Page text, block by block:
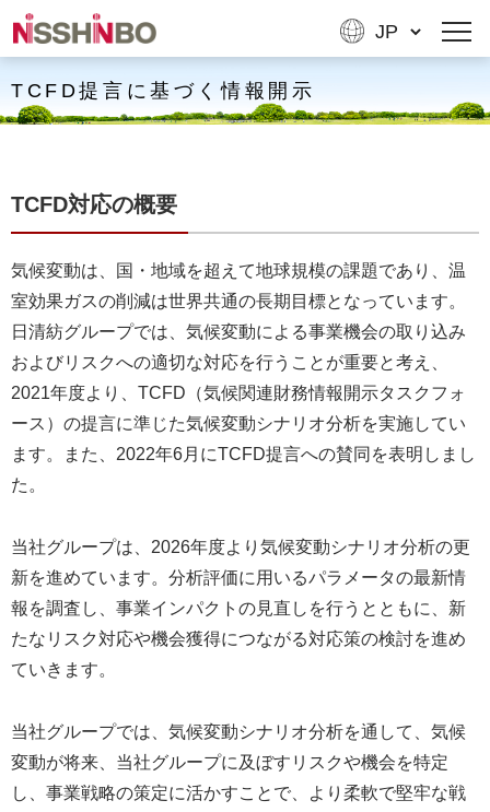
TCFD提言に基づく情報開示
TCFD対応の概要
気候変動は、国・地域を超えて地球規模の課題であり、温
室効果ガスの削減は世界共通の長期目標となっています。
日清紡グループでは、気候変動による事業機会の取り込み
およびリスクへの適切な対応を行うことが重要と考え、
2021年度より、TCFD（気候関連財務情報開示タスクフォ
ース）の提言に準じた気候変動シナリオ分析を実施してい
ます。また、2022年6月にTCFD提言への賛同を表明しまし
た。
当社グループは、2026年度より気候変動シナリオ分析の更
新を進めています。分析評価に用いるパラメータの最新情
報を調査し、事業インパクトの見直しを行うとともに、新
たなリスク対応や機会獲得につながる対応策の検討を進め
ていきます。
当社グループでは、気候変動シナリオ分析を通して、気候
変動が将来、当社グループに及ぼすリスクや機会を特定
し、事業戦略の策定に活かすことで、より柔軟で堅牢な戦